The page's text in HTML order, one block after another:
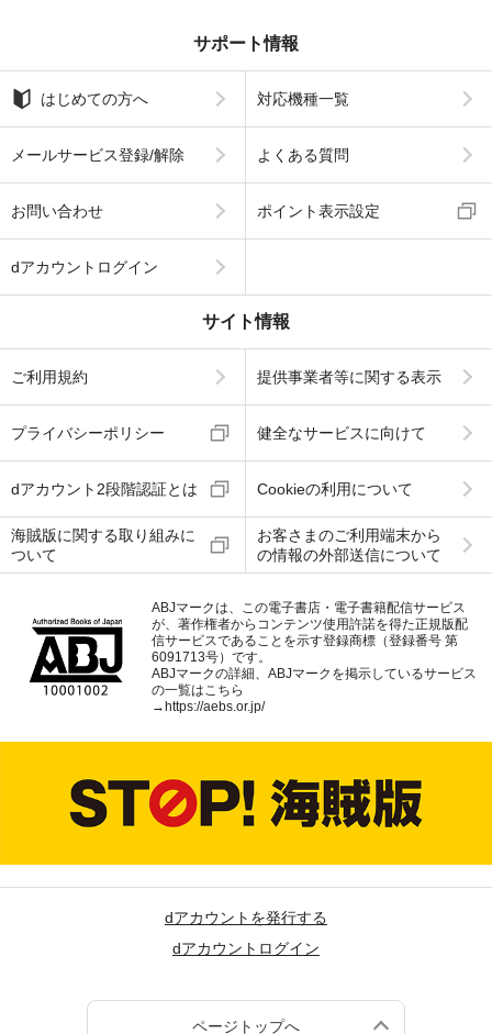
サポート情報
はじめての方へ 対応機種一覧
メールサービス登録/解除 よくある質問
お問い合わせ ポイント表示設定
dアカウントログイン
サイト情報
ご利用規約 提供事業者等に関する表示
プライバシーポリシー 健全なサービスに向けて
dアカウント2段階認証とは Cookieの利用について
海賊版に関する取り組みに
ついて
お客さまのご利用端末から
の情報の外部送信について
ABJマークは、この電子書店・電子書籍配信サービス
が、著作権者からコンテンツ使用許諾を得た正規版配
信サービスであることを示す登録商標（登録番号 第
6091713号）です。
ABJマークの詳細、ABJマークを掲示しているサービス
の一覧はこちら
→https://aebs.or.jp/
dアカウントを発行する
dアカウントログイン
ページトップへ